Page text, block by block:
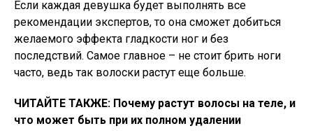
Если каждая девушка будет выполнять все
рекомендации экспертов, то она сможет добиться
желаемого эффекта гладкости ног и без
последствий. Самое главное – не стоит брить ноги
часто, ведь так волоски растут еще больше.
ЧИТАЙТЕ ТАКЖЕ: Почему растут волосы на теле, и
что может быть при их полном удалении